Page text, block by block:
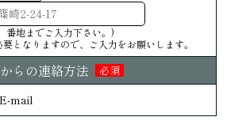
番地までご入力下さい。)
となりますので、ご入力をお願いします。
らの連絡方法 必須
E-mail